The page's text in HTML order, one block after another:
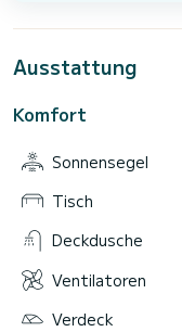
Ausstattung
Komfort
Sonnensegel
Tisch
Deckdusche
Ventilatoren
Verdeck